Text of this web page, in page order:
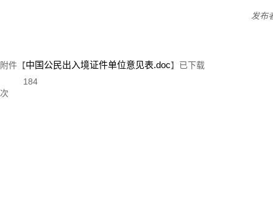
发布
附件【中国公民出入境证件单位意见表.doc】已下载
184
次